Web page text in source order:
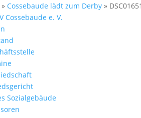
» Cossebaude lädt zum Derby »
Sozialgebäude